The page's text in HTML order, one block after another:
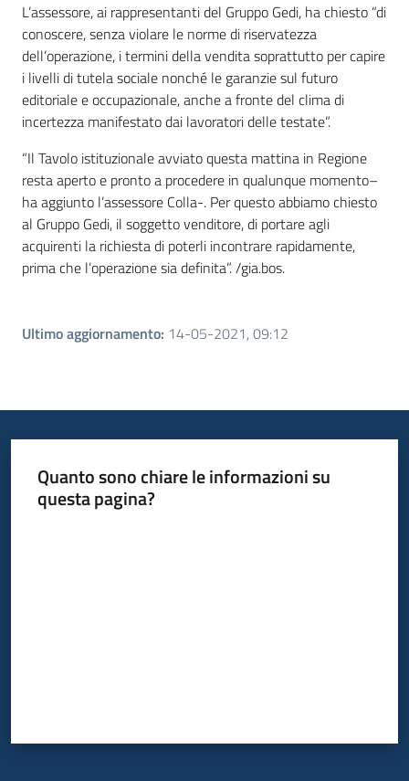
L’assessore, ai rappresentanti del Gruppo Gedi, ha chiesto “di
conoscere, senza violare le norme di riservatezza
dell’operazione, i termini della vendita soprattutto per capire
i livelli di tutela sociale nonché le garanzie sul futuro
editoriale e occupazionale, anche a fronte del clima di
incertezza manifestato dai lavoratori delle testate”.
“Il Tavolo istituzionale avviato questa mattina in Regione
resta aperto e pronto a procedere in qualunque momento–
ha aggiunto l’assessore Colla-. Per questo abbiamo chiesto
al Gruppo Gedi, il soggetto venditore, di portare agli
acquirenti la richiesta di poterli incontrare rapidamente,
prima che l’operazione sia definita”. /gia.bos.
Ultimo aggiornamento: 14-05-2021, 09:12
Quanto sono chiare le informazioni su
questa pagina?